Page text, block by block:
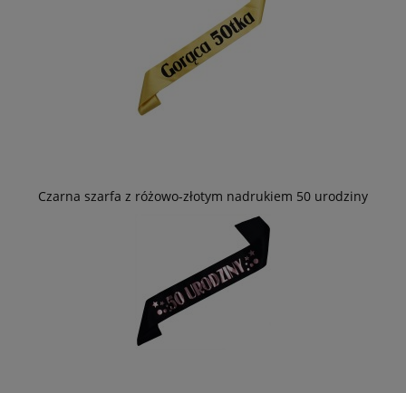
Czarna szarfa z różowo-złotym nadrukiem 50 urodziny